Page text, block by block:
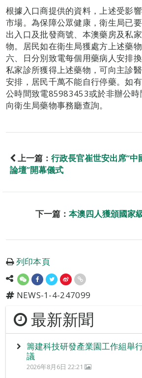
根據入口商提供的資料，上述受影
市場。為保障公眾健康，衛生局已
出入口及批發商號、本澳藥房及私
物。居民如在衛生局獲處方上述藥
六、日分別致電每個用藥病人安排
私家診所獲得上述藥物，可向主診
安排，居民千萬不能自行停藥。如
公時間致電85983453或於非辦公
向衛生局藥物事務廳查詢。
上一篇： 行政長官崔世安出席“
論壇”開幕儀式
下一篇： 本澳四人獲頒國家
列印本頁
NEWS-1-4-247099
最新新聞
籌建科技研發產業園工作組舉
議
2026年8月6日 22:21